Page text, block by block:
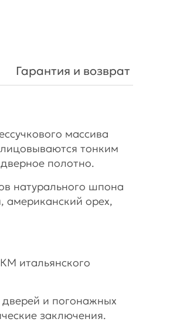
Гарантия и возврат
массива
тонким
полотно.
натурального шпона
американский орех,
итальянского
и погонажных
заключения.